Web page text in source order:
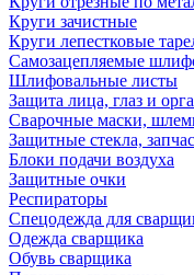
Круги зачистные
Круги лепестковые
Самозацепляемые
Шлифовальные листы
Защита лица, глаз и
Сварочные маски,
Защитные стекла,
Блоки подачи воздуха
Защитные очки
Респираторы
Спецодежда для
Одежда сварщика
Обувь сварщика